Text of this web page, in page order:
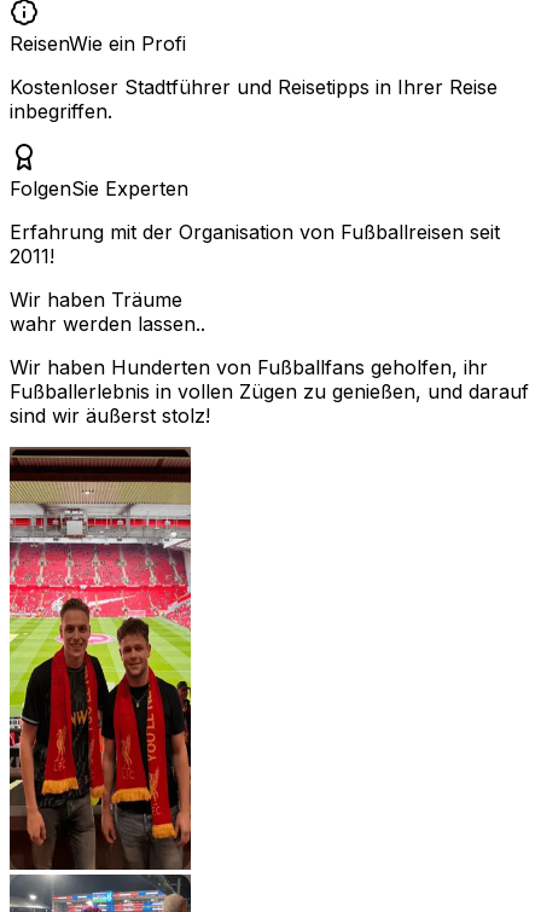
ReisenWie ein Profi
Kostenloser Stadtführer und Reisetipps in Ihrer Reise
inbegriffen.
FolgenSie Experten
Erfahrung mit der Organisation von Fußballreisen seit
2011!
Wir haben Träume
wahr werden lassen..
Wir haben Hunderten von Fußballfans geholfen, ihr
Fußballerlebnis in vollen Zügen zu genießen, und darauf
sind wir äußerst stolz!